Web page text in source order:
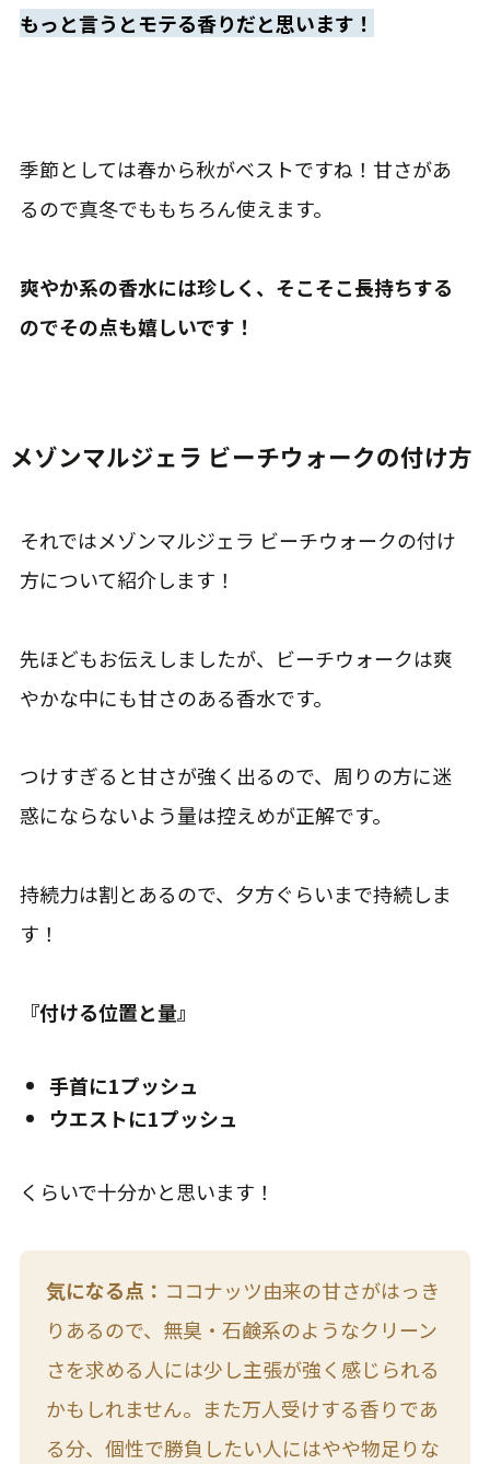
もっと言うとモテる香りだと思います！
季節としては春から秋がベストですね！甘さがあ
るので真冬でももちろん使えます。
爽やか系の香水には珍しく、そこそこ長持ちする
のでその点も嬉しいです！
メゾンマルジェラ ビーチウォークの付け方
それではメゾンマルジェラ ビーチウォークの付け
方について紹介します！
先ほどもお伝えしましたが、ビーチウォークは爽
やかな中にも甘さのある香水です。
つけすぎると甘さが強く出るので、周りの方に迷
惑にならないよう量は控えめが正解です。
持続力は割とあるので、夕方ぐらいまで持続しま
す！
『付ける位置と量』
手首に1プッシュ
ウエストに1プッシュ
くらいで十分かと思います！
気になる点： ココナッツ由来の甘さがはっき
りあるので、無臭・石鹸系のようなクリーン
さを求める人には少し主張が強く感じられる
かもしれません。また万人受けする香りであ
る分、個性で勝負したい人にはやや物足りな